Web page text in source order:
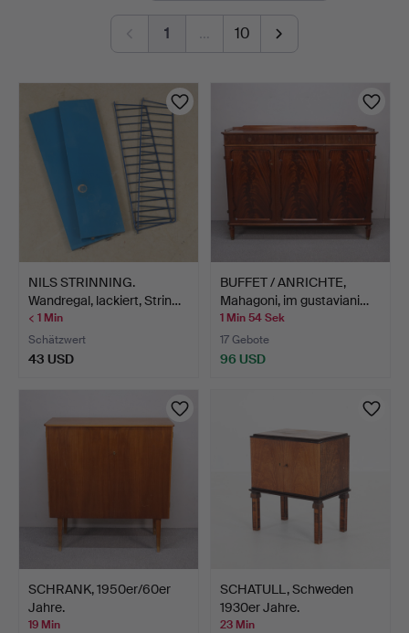
1 … 10
NILS STRINNING.
Wandregal, lackiert, Strin…
< 1 Min
Schätzwert
43 USD
BUFFET / ANRICHTE,
Mahagoni, im gustaviani…
1 Min 54 Sek
17 Gebote
96 USD
SCHRANK, 1950er/60er
Jahre.
19 Min
SCHATULL, Schweden
1930er Jahre.
23 Min